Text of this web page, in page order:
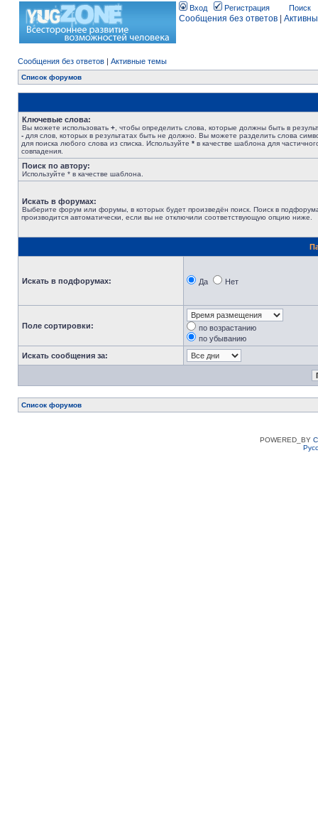
Вход Регистрация Поиск
Сообщения без ответов
Сообщения без ответов | Активные темы
Список форумов
Ключевые слова:
Вы можете использовать + , чтобы определить слова, которые должны быть в
- для слов, которых в результатах быть не должно. Вы можете разделить слова
для поиска любого слова из списка. Используйте * в качестве шаблона для
совпадения.
Поиск по автору:
Используйте * в качестве шаблона.
Искать в форумах:
Выберите форум или форумы, в которых будет произведён поиск. Поиск в
производится автоматически, если вы не отключили соответствующую опцию ниже.
Искать в подфорумах: Да Нет
Поле сортировки:
по возрастанию
по убыванию
Искать сообщения за:
Список форумов
POWERED_BY